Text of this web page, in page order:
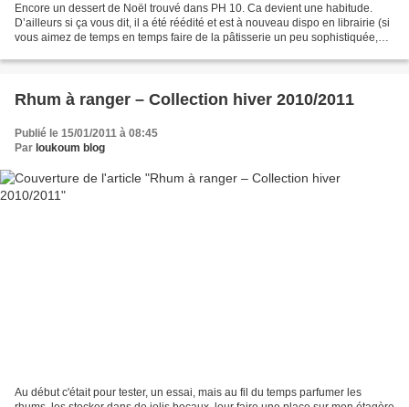
Encore un dessert de Noël trouvé dans PH 10. Ca devient une habitude.
D’ailleurs si ça vous dit, il a été réédité et est à nouveau dispo en librairie (si
vous aimez de temps en temps faire de la pâtisserie un peu sophistiquée,
Rhum à ranger – Collection hiver 2010/2011
Publié le 15/01/2011 à 08:45
Par loukoum blog
Au début c'était pour tester, un essai, mais au fil du temps parfumer les